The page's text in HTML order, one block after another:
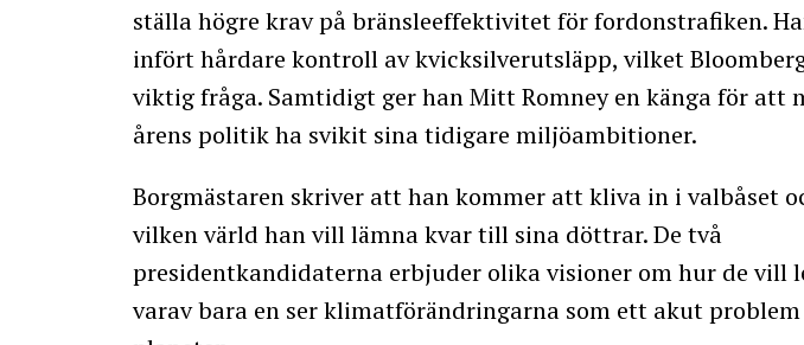
ställa högre krav på bränsleeffektivitet för fordonstrafiken.
infört hårdare kontroll av kvicksilverutsläpp, vilket
viktig fråga. Samtidigt ger han Mitt Romney en känga för att
årens politik ha svikit sina tidigare miljöambitioner.
Borgmästaren skriver att han kommer att kliva in i valbåset
vilken värld han vill lämna kvar till sina döttrar. De två
presidentkandidaterna erbjuder olika visioner om hur de vill
varav bara en ser klimatförändringarna som ett akut